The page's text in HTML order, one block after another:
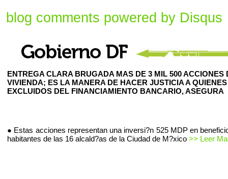
blog comments powered by Disqus
ENTREGA CLARA BRUGADA MAS DE 3 MIL 500 ACCIONES
VIVIENDA; ES LA MANERA DE HACER JUSTICIA A
EXCLUIDOS DEL FINANCIAMIENTO BANCARIO, ASEGURA
● Estas acciones representan una inversi?n 525 MDP en
habitantes de las 16 alcald?as de la Ciudad de M?xico >> Leer